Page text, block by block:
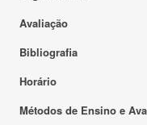
Avaliação
Bibliografia
Horário
Métodos de Ensino e